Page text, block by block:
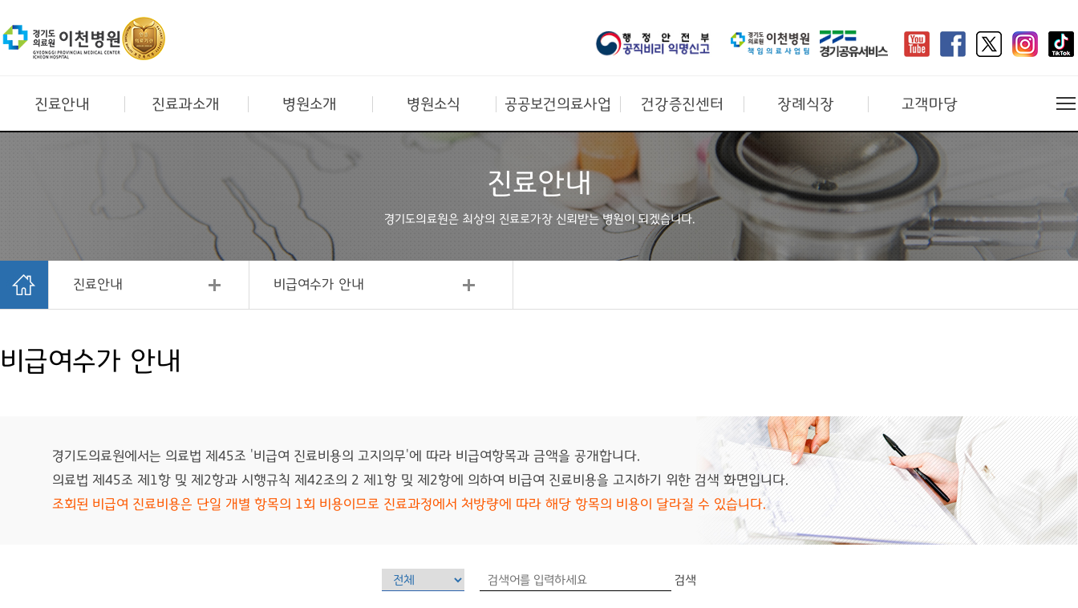
진료안내 진료과소개 병원소개 병원소식 공공보건의료사업 건강증진센터 장례식장 고객마당
진료안내
경기도의료원은 최상의 진료로가장 신뢰받는 병원이 되겠습니다.
진료안내 비급여수가 안내
비급여수가 안내
경기도의료원에서는 의료법 제45조 '비급여 진료비용의 고지의무'에 따라 비급여항목과 금액을 공개합니다.
의료법 제45조 제1항 및 제2항과 시행규칙 제42조의 2 제1항 및 제2항에 의하여 비급여 진료비용을 고지하기 위한 검색 화면입니다.
조회된 비급여 진료비용은 단일 개별 항목의 1회 비용이므로 진료과정에서 처방량에 따라 해당 항목의 비용이 달라질 수 있습니다.
검색